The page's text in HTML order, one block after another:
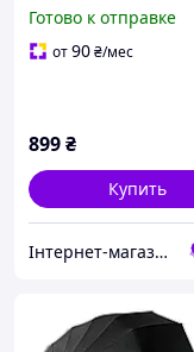
прочный зонты
антишторм автомат
Готово к отправке
от90₴/мес
899₴
Купить
Інтернет-магазин Real-Market